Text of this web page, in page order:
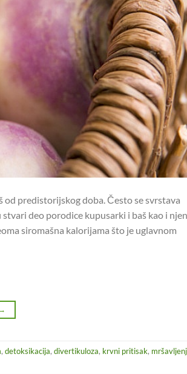
predistorijskog doba. Često se svrstava
deo porodice kupusarki i baš kao i
siromašna kalorijama što je uglavnom
→
, detoksikacija, divertikuloza, krvni pritisak,